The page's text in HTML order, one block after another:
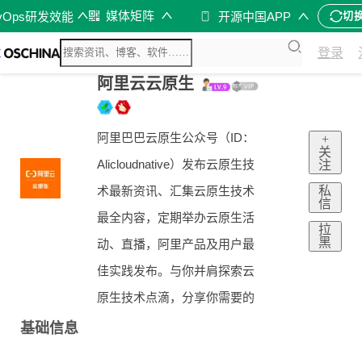
研发效能 媒体矩阵 开源中国APP 切
登录
阿里云云原生
阿里巴巴云原生公众号（ID：
Alicloudnative）发布云原生技
术最新资讯、汇集云原生技术
最全内容，定期举办云原生活
动、直播，阿里产品及用户最
佳实践发布。与你并肩探索云
原生技术点滴，分享你需要的
+
关
注
私
信
拉
黑
基础信息